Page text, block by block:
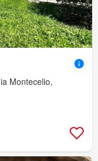
Montecelio,